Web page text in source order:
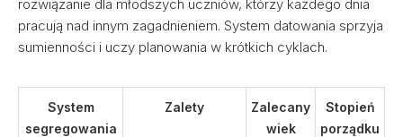
rozwiązanie dla młodszych uczniów, którzy każdego dnia
pracują nad innym zagadnieniem. System datowania sprzyja
sumienności i uczy planowania w krótkich cyklach.
System
segregowania
Zalety
Zalecany
wiek
Stopień
porządku